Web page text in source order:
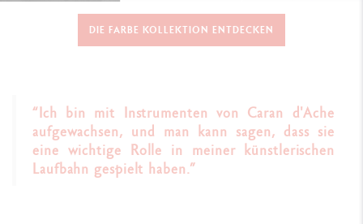
DIE FARBE KOLLEKTION ENTDECKEN
“Ich bin mit Instrumenten von Caran d'Ache
aufgewachsen, und man kann sagen, dass sie
eine wichtige Rolle in meiner künstlerischen
Laufbahn gespielt haben.”